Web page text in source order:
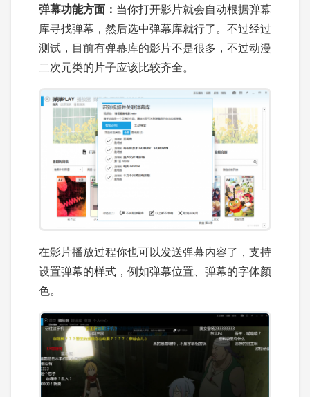
弹幕功能方面： 当你打开影片就会自动根据弹幕
库寻找弹幕，然后选中弹幕库就行了。不过经过
测试，目前有弹幕库的影片不是很多，不过动漫
二次元类的片子应该比较齐全。
在影片播放过程你也可以发送弹幕内容了，支持
设置弹幕的样式，例如弹幕位置、弹幕的字体颜
色。